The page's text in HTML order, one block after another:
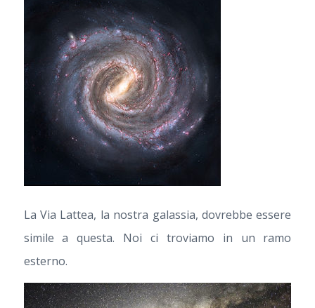
La Via Lattea, la nostra galassia, dovrebbe essere
simile a questa. Noi ci troviamo in un ramo
esterno.